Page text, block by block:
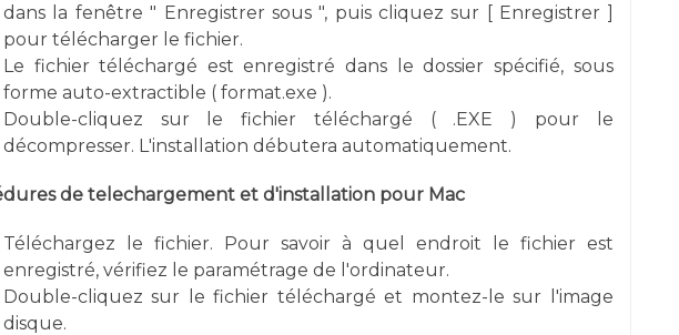
dans la fenêtre " Enregistrer sous ", puis cliquez sur [ Enregistrer ]
pour télécharger le fichier.
Le fichier téléchargé est enregistré dans le dossier spécifié, sous
forme auto-extractible ( format.exe ).
Double-cliquez sur le fichier téléchargé ( .EXE ) pour le
décompresser. L'installation débutera automatiquement.
de telechargement et d'installation pour Mac
Téléchargez le fichier. Pour savoir à quel endroit le fichier est
enregistré, vérifiez le paramétrage de l'ordinateur.
Double-cliquez sur le fichier téléchargé et montez-le sur l'image
disque.